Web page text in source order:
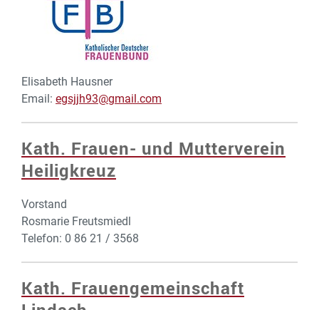
Elisabeth Hausner
Email: egsjjh93@gmail.com
Kath. Frauen- und Mutterverein
Heiligkreuz
Vorstand
Rosmarie Freutsmiedl
Telefon: 0 86 21 / 3568
Kath. Frauengemeinschaft